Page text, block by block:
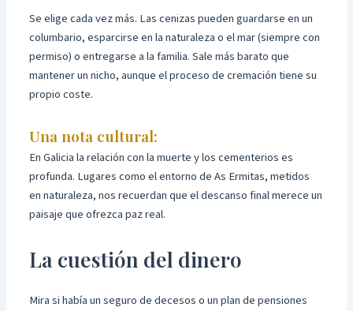
Se elige cada vez más. Las cenizas pueden guardarse en un
columbario, esparcirse en la naturaleza o el mar (siempre con
permiso) o entregarse a la familia. Sale más barato que
mantener un nicho, aunque el proceso de cremación tiene su
propio coste.
Una nota cultural:
En Galicia la relación con la muerte y los cementerios es
profunda. Lugares como el entorno de As Ermitas, metidos
en naturaleza, nos recuerdan que el descanso final merece un
paisaje que ofrezca paz real.
La cuestión del dinero
Mira si había un seguro de decesos o un plan de pensiones